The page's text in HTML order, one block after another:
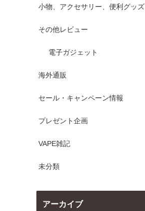
小物、アクセサリー、便利グッズ
その他レビュー
電子ガジェット
海外通販
セール・キャンペーン情報
プレゼント企画
VAPE雑記
未分類
アーカイブ